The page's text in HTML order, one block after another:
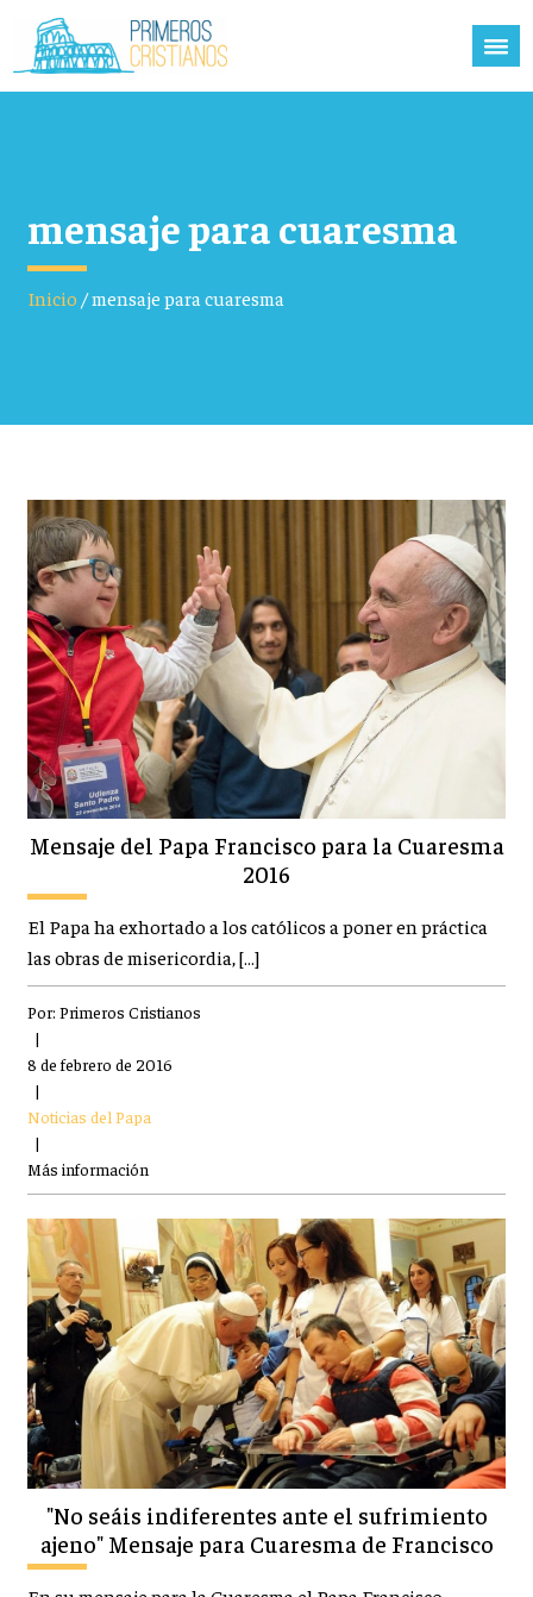
mensaje para cuaresma
Inicio/mensaje para cuaresma
Mensaje del Papa Francisco para la Cuaresma
2016
El Papa ha exhortado a los católicos a poner en práctica
las obras de misericordia, […]
Por: Primeros Cristianos
|
8 de febrero de 2016
|
Noticias del Papa
|
Más información
"No seáis indiferentes ante el sufrimiento
ajeno" Mensaje para Cuaresma de Francisco